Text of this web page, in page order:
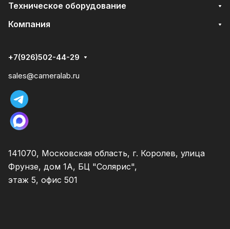
Техническое оборудование
Компания
+7(926)502-44-29
sales@cameralab.ru
141070, Московская область, г. Королев, улица
Фрунзе, дом 1А, БЦ "Солярис",
этаж 5, офис 501